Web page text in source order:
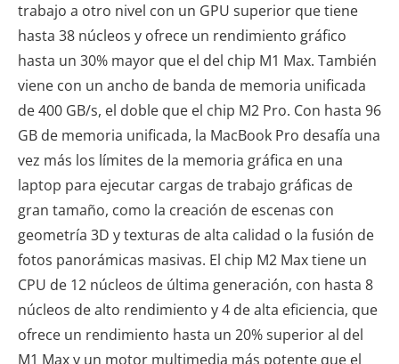
trabajo a otro nivel con un GPU superior que tiene
hasta 38 núcleos y ofrece un rendimiento gráfico
hasta un 30% mayor que el del chip M1 Max. También
viene con un ancho de banda de memoria unificada
de 400 GB/s, el doble que el chip M2 Pro. Con hasta 96
GB de memoria unificada, la MacBook Pro desafía una
vez más los límites de la memoria gráfica en una
laptop para ejecutar cargas de trabajo gráficas de
gran tamaño, como la creación de escenas con
geometría 3D y texturas de alta calidad o la fusión de
fotos panorámicas masivas. El chip M2 Max tiene un
CPU de 12 núcleos de última generación, con hasta 8
núcleos de alto rendimiento y 4 de alta eficiencia, que
ofrece un rendimiento hasta un 20% superior al del
M1 Max y un motor multimedia más potente que el